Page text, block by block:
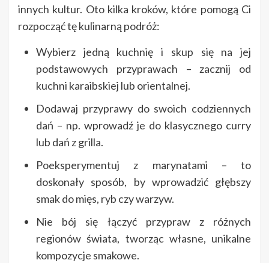
innych kultur. Oto kilka kroków, które pomogą Ci
rozpocząć tę kulinarną podróż:
Wybierz jedną kuchnię i skup się na jej
podstawowych przyprawach – zacznij od
kuchni karaibskiej lub orientalnej.
Dodawaj przyprawy do swoich codziennych
dań – np. wprowadź je do klasycznego curry
lub dań z grilla.
Poeksperymentuj z marynatami – to
doskonały sposób, by wprowadzić głębszy
smak do mięs, ryb czy warzyw.
Nie bój się łączyć przypraw z różnych
regionów świata, tworząc własne, unikalne
kompozycje smakowe.